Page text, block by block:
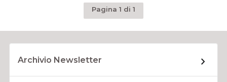
Pagina 1 di 1
Archivio Newsletter